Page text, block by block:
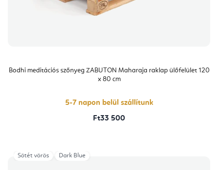
Bodhi meditációs szőnyeg ZABUTON Maharaja raklap ülőfelület 120
x 80 cm
5-7 napon belül szállítunk
Ft33 500
Sötét vörös Dark Blue